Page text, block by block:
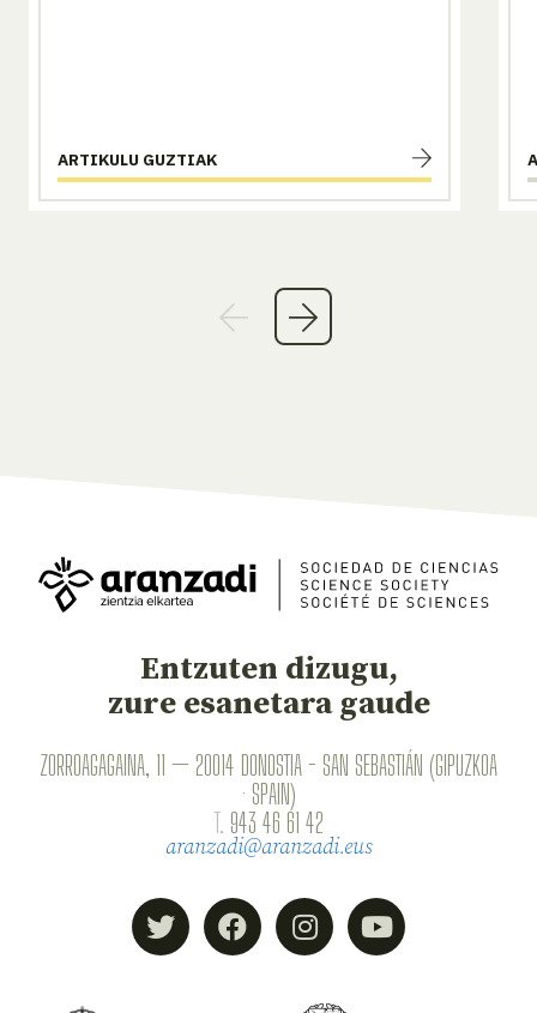
ARTIKULU GUZTIAK
Entzuten dizugu,
zure esanetara gaude
ZORROAGAGAINA, 11 — 20014 DONOSTIA - SAN SEBASTIÁN (GIPUZKOA
· SPAIN)
T. 943 46 61 42
aranzadi@aranzadi.eus